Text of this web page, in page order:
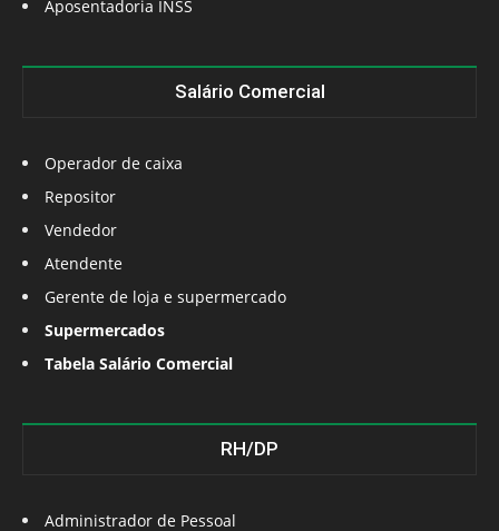
Aposentadoria INSS
Salário Comercial
Operador de caixa
Repositor
Vendedor
Atendente
Gerente de loja e supermercado
Supermercados
Tabela Salário Comercial
RH/DP
Administrador de Pessoal